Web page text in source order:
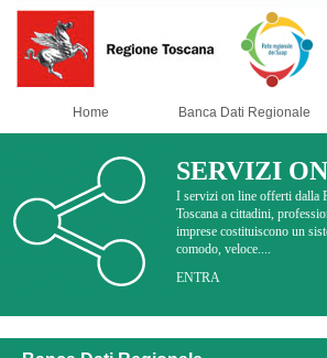
Home Banca Dati Regionale
SERVIZI
I servizi on line offerti dalla
Toscana a cittadini,
imprese costituiscono un
comodo, veloce....
ENTRA